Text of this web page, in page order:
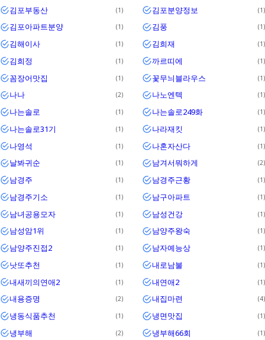
김포부동산 1 김포분양정보 1
김포아파트분양 1 김풍 1
김해이사 1 김희재 1
김희정 1 까르띠에 1
꼼장어맛집 1 꽃무늬블라우스 1
나나 2 나노엔텍 1
나는솔로 1 나는솔로249화 1
나는솔로31기 1 나라재킷 1
나영석 1 나혼자산다 1
날봐귀순 1 남겨서뭐하게 2
남경주 1 남경주근황 1
남경주기소 1 남구아파트 1
남녀공용모자 1 남성건강 1
남성암1위 1 남양주왕숙 1
남양주진접2 1 남자예능상 1
낫또추천 1 내로남불 1
내새끼의연애2 1 내연애2 1
내용증명 2 내집마련 4
냉동식품추천 1 냉면맛집 1
냉부해 2 냉부해66회 1